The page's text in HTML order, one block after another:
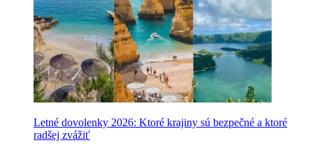
Letné dovolenky 2026: Ktoré krajiny sú bezpečné a ktoré
radšej zvážiť